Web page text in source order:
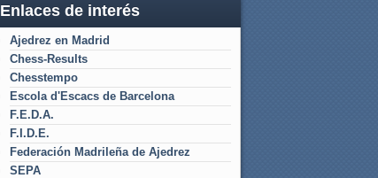
Enlaces de interés
Ajedrez en Madrid
Chess-Results
Chesstempo
Escola d'Escacs de Barcelona
F.E.D.A.
F.I.D.E.
Federación Madrileña de Ajedrez
SEPA